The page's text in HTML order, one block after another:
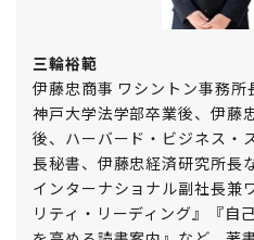
三輪裕範
伊藤忠商事 ワシントン事務所
神戸大学法学部卒業後、伊藤
後、ハーバード・ビジネス・
長秘書、伊藤忠経済研究所長
インターナショナル副社長兼
リティ・リーディング』『自